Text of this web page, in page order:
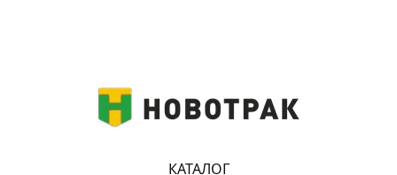
КАТАЛОГ